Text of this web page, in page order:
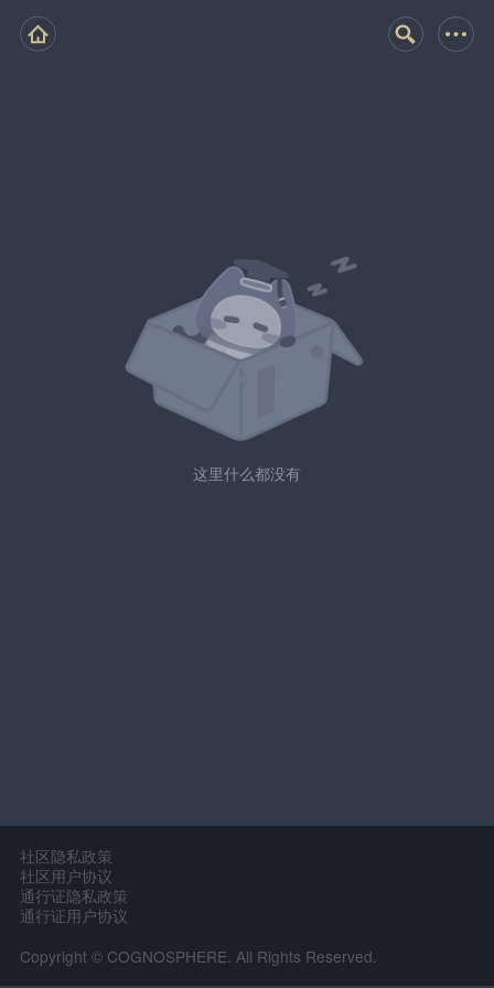
这里什么都没有
社区隐私政策
社区用户协议
通行证隐私政策
通行证用户协议
Copyright © COGNOSPHERE. All Rights Reserved.